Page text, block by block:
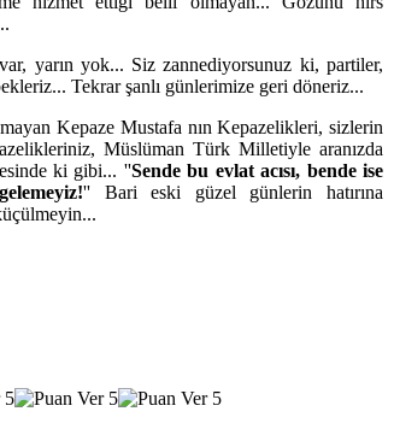
yarın yok... Siz zannediyorsunuz ki, partiler,
Tekrar şanlı günlerimize geri döneriz...
Kepaze Mustafa nın Kepazelikleri, sizlerin
Müslüman Türk Milletiyle aranızda
ki gibi... ''Sende bu evlat acısı, bende ise
'' Bari eski güzel günlerin hatırına